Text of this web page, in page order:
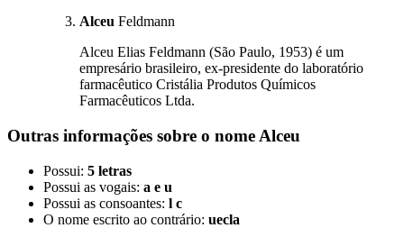
Alceu Feldmann
Alceu Elias Feldmann (São Paulo, 1953) é um
empresário brasileiro, ex-presidente do laboratório
farmacêutico Cristália Produtos Químicos
Farmacêuticos Ltda.
Outras informações sobre o nome Alceu
Possui: 5 letras
Possui as vogais: a e u
Possui as consoantes: l c
O nome escrito ao contrário: uecla